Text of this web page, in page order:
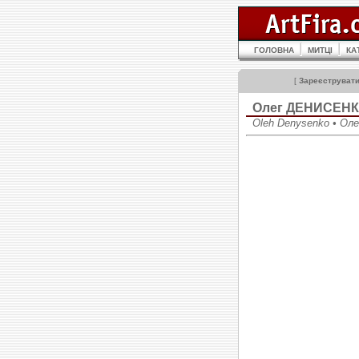
ГОЛОВНА МИТЦІ
[
Олег
Oleh Denysenko •